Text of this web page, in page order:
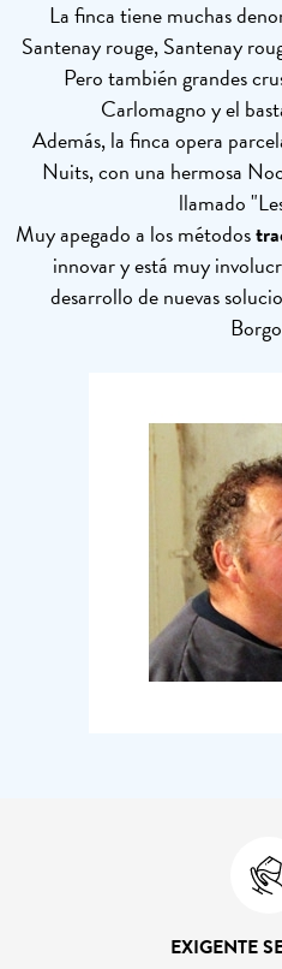
La finca tiene muchas
Santenay rouge, Santenay
Pero también grandes
Carlomagno y el
Además, la finca opera
Nuits, con una hermosa
llamado
Muy apegado a los métodos
innovar y está muy
desarrollo de nuevas
EXIGENTE